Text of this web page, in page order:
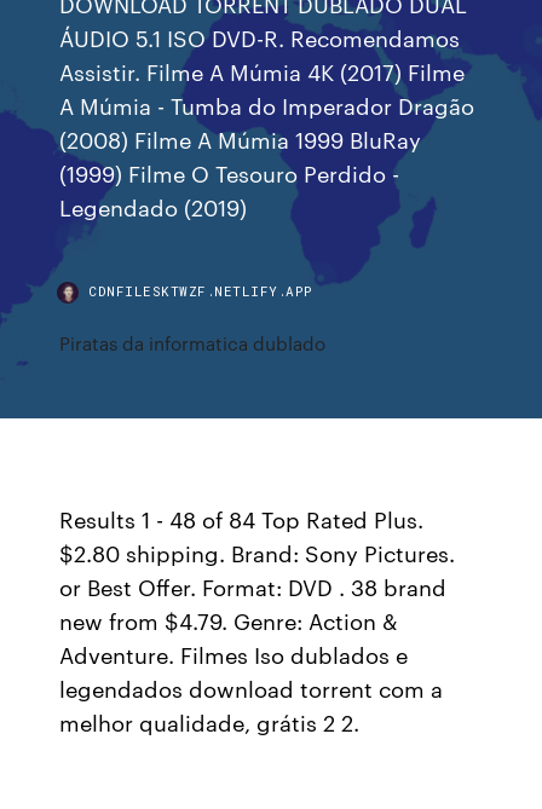
ÁUDIO 5.1 ISO DVD-R. Recomendamos
Assistir. Filme A Múmia 4K (2017) Filme
A Múmia - Tumba do Imperador Dragão
(2008) Filme A Múmia 1999 BluRay
(1999) Filme O Tesouro Perdido -
Legendado (2019)
CDNFILESKTWZF.NETLIFY.APP
Piratas da informatica dublado
Results 1 - 48 of 84 Top Rated Plus.
$2.80 shipping. Brand: Sony Pictures.
or Best Offer. Format: DVD . 38 brand
new from $4.79. Genre: Action &
Adventure. Filmes Iso dublados e
legendados download torrent com a
melhor qualidade, grátis 2 2.